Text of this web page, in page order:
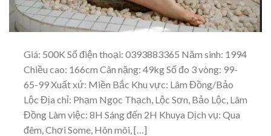
Giá: 500K Số điện thoại: 0393883365 Năm sinh: 1994
Chiều cao: 166cm Cân nặng: 49kg Số đo 3 vòng: 99-
65-99 Xuất xứ: Miền Bắc Khu vực: Lâm Đồng/Bảo
Lộc Địa chỉ: Phạm Ngọc Thạch, Lộc Sơn, Bảo Lộc, Lâm
Đồng Làm việc: 8H Sáng đến 2H Khuya Dịch vụ: Qua
đêm, Chơi Some, Hôn môi, […]